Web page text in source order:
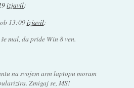
izjavil:
13:09izjavil:
mal, da pride Win 8 ven.
na svojem arm laptopu moram
Zmigaj se, MS!